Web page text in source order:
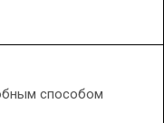
способом